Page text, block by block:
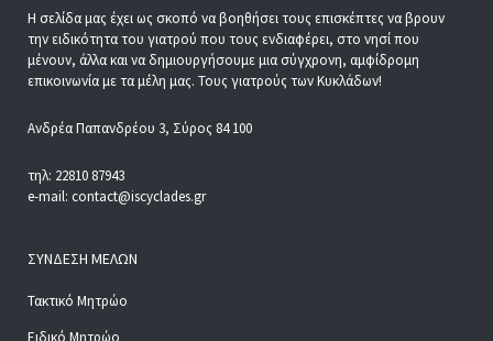
Η σελίδα μας έχει ως σκοπό να βοηθήσει τους επισκέπτες να βρουν
την ειδικότητα του γιατρού που τους ενδιαφέρει, στο νησί που
μένουν, άλλα και να δημιουργήσουμε μια σύγχρονη, αμφίδρομη
επικοινωνία με τα μέλη μας. Τους γιατρούς των Κυκλάδων!
Ανδρέα Παπανδρέου 3, Σύρος 84 100
τηλ: 22810 87943
e-mail: contact@iscyclades.gr
ΣΎΝΔΕΣΗ ΜΕΛΏΝ
Τακτικό Μητρώο
Ειδικό Μητρώο